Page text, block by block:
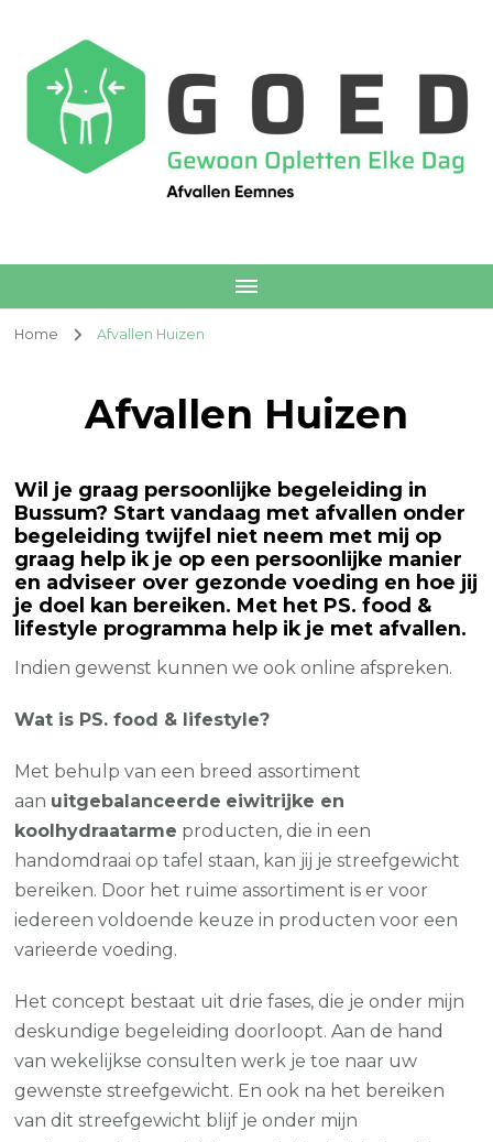
Home Afvallen Huizen
Afvallen Huizen
Wil je graag persoonlijke begeleiding in
Bussum? Start vandaag met afvallen onder
begeleiding twijfel niet neem met mij op
graag help ik je op een persoonlijke manier
en adviseer over gezonde voeding en hoe jij
je doel kan bereiken. Met het PS. food &
lifestyle programma help ik je met afvallen.
Indien gewenst kunnen we ook online afspreken.
Wat is PS. food & lifestyle?
Met behulp van een breed assortiment
aan uitgebalanceerde eiwitrijke en
koolhydraatarme producten, die in een
handomdraai op tafel staan, kan jij je streefgewicht
bereiken. Door het ruime assortiment is er voor
iedereen voldoende keuze in producten voor een
varieerde voeding.
Het concept bestaat uit drie fases, die je onder mijn
deskundige begeleiding doorloopt. Aan de hand
van wekelijkse consulten werk je toe naar uw
gewenste streefgewicht. En ook na het bereiken
van dit streefgewicht blijf je onder mijn